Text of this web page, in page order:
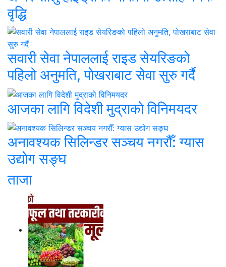
वृद्धि
सवारी सेवा नेपाललाई राइड सेयरिङको
पहिलो अनुमति, पोखराबाट सेवा सुरु गर्दै
आजका लागि विदेशी मुद्राको विनिमयदर
अनावश्यक सिलिन्डर सञ्चय नगरौँ: ग्यास
उद्योग सङ्घ
ताजा